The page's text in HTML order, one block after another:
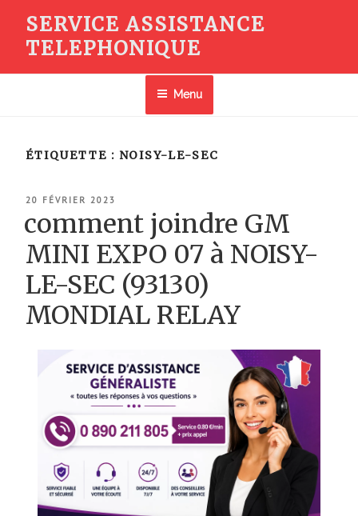
contenu
SERVICE ASSISTANCE
TELEPHONIQUE
Menu
ÉTIQUETTE : NOISY-LE-SEC
PUBLIÉ
20 FÉVRIER 2023
comment joindre GM
MINI EXPO 07 à NOISY-
LE-SEC (93130)
MONDIAL RELAY